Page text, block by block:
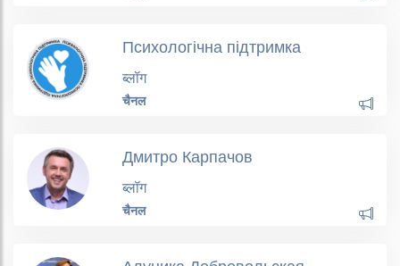
Психологічна підтримка
ब्लॉग
चैनल
Дмитро Карпачов
ब्लॉग
चैनल